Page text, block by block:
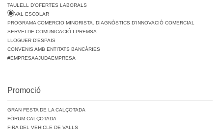
TAULELL D’OFERTES LABORALS
VAL ESCOLAR
PROGRAMA COMERCIO MINORISTA. DIAGNÒSTICS D’INNOVACIÓ COMERCIAL
SERVEI DE COMUNICACIÓ I PREMSA
LLOGUER D’ESPAIS
CONVENIS AMB ENTITATS BANCÀRIES
#EMPRESAAJUDAEMPRESA
Promoció
GRAN FESTA DE LA CALÇOTADA
FÒRUM CALÇOTADA
FIRA DEL VEHICLE DE VALLS